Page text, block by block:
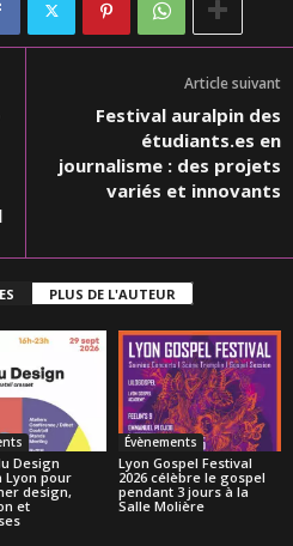
Article suivant
Festival auralpin des
étudiants.es en
journalisme : des projets
variés et innovants
PLUS DE L'AUTEUR
Design
Lyon pour
design,
et
Évènements
Lyon Gospel Festival
2026 célèbre le gospel
pendant 3 jours à la
Salle Molière